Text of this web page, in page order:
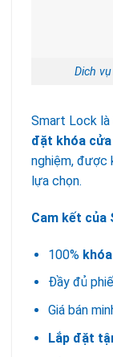
Dich
Smart Lock là
đặt khóa
nghiệm, được
lựa chọn.
Cam kết của
100%
Đầy đủ
Giá bán
Lắp đặt